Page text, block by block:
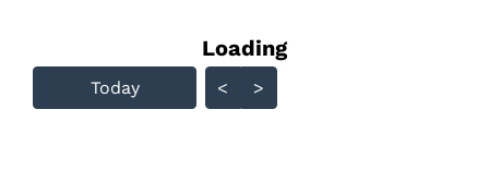
Skip Calendar
Loading - current view is
Loading
Today < >